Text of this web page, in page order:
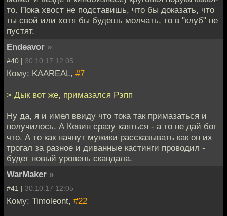
то. Пока хвост не подставишь, что бы доказать, что
ты свой или хотя бы будешь молчать, то в "клуб" не
пустят.
Endeavor »
#40 | 30.10.17 12:05
Кому: KAAREAL, #7
> Дык вот же, примазался Рэпп
Ну да, я и имел ввиду что тока так примазаться и
получилось. А Кевин сразу каяться - а то не дай бог
что. А то как начнут мужики рассказывать как он их
трогал за разное и диванные кастинги проводил -
будет новый уровень скандала.
WarMaker »
#41 | 30.10.17 12:05
Кому: Timoleont, #22